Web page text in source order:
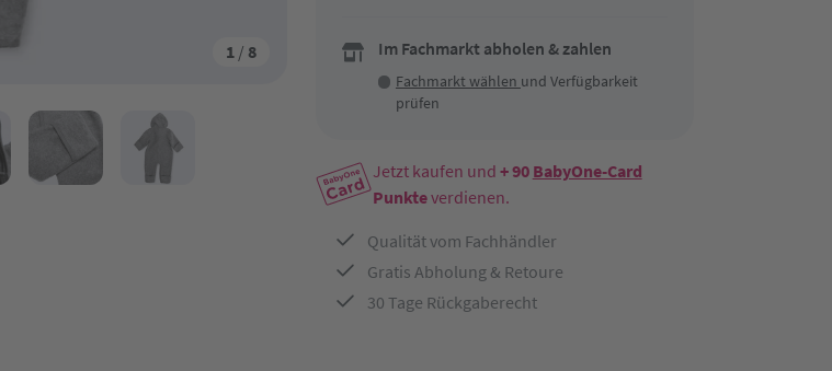
1 / 8 Im Fachmarkt abholen & zahlen
Fachmarkt wählen und Verfügbarkeit
prüfen
Jetzt kaufen und + 90 BabyOne-Card
Punkteverdienen.
Qualität vom Fachhändler
Gratis Abholung & Retoure
30 Tage Rückgaberecht